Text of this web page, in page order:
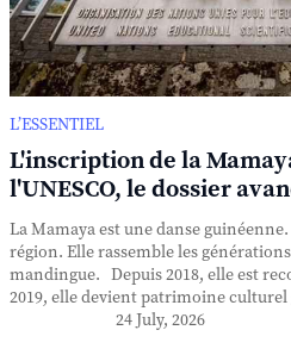
L’ESSENTIEL
L'inscription de la
l'UNESCO, le dossier
La Mamaya est une danse
région. Elle rassemble les
mandingue. Depuis 2018, elle est
2019, elle devient patrimoine
24 July, 2026